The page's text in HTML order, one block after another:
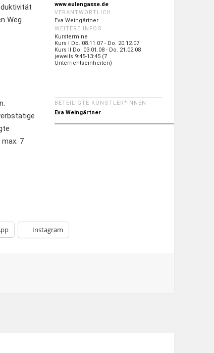
www.eulengasse.de
VERANTWORTLICH
Eva Weingärtner
WEITERE INFOS
Kurstermine
Kurs I Do. 08.11.07 - Do. 20.12.07
Kurs II Do. 03.01.08 - Do. 21.02.08
jeweils 9:45-13:45 (7
Unterrichtseinheiten)
BETEILIGTE KÜNSTLER*INNEN
Eva Weingärtner
Weg
7
Instagram